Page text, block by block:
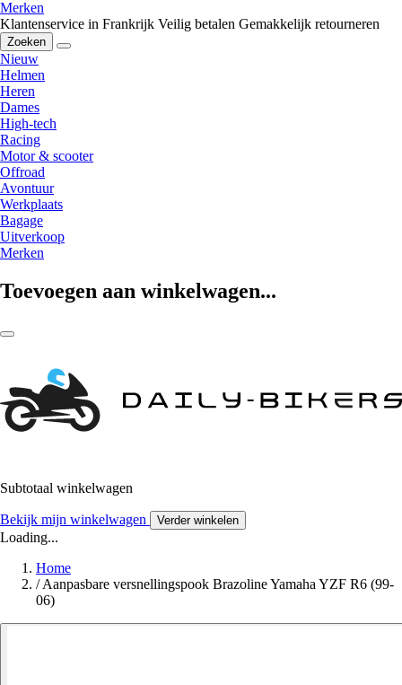
Merken
Klantenservice in Frankrijk Veilig betalen Gemakkelijk retourneren
Zoeken
Nieuw
Helmen
Heren
Dames
High-tech
Racing
Motor & scooter
Offroad
Avontuur
Werkplaats
Bagage
Uitverkoop
Merken
Toevoegen aan winkelwagen...
Subtotaal winkelwagen
Bekijk mijn winkelwagen Verder winkelen
Loading...
Home
/ Aanpasbare versnellingspook Brazoline Yamaha YZF R6 (99-
06)